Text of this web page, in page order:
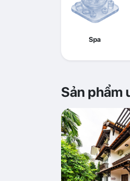
Spa
Sản phẩm